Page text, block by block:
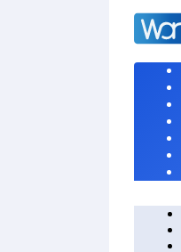
Langsung
konten